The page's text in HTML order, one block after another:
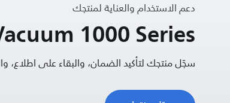
دعم الاستخدام والعناية لمنتجك
1000 Series
سجّل منتجك لتأكيد الضمان، والبقاء على